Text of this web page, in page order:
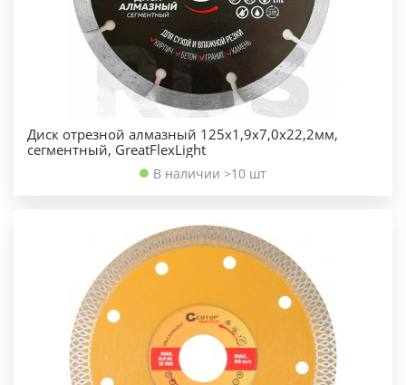
Диск отрезной алмазный 125х1,9х7,0х22,2мм,
сегментный, GreatFlexLight
В наличии >10 шт